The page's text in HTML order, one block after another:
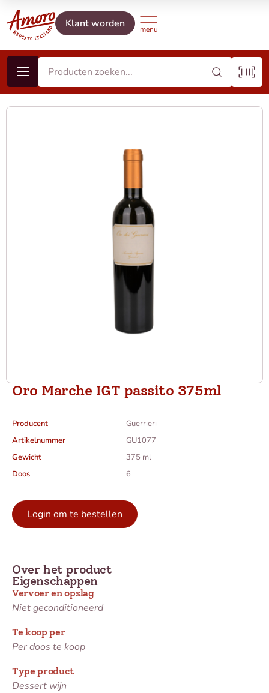
Klant worden
Oro Marche IGT passito 375ml
Producent
Guerrieri
Artikelnummer
GU1077
Gewicht
375 ml
Doos
6
Login om te bestellen
Eigenschappen
Vervoer en opslag
Niet geconditioneerd
Te koop per
Per doos te koop
Type product
Dessert wijn
Over het product